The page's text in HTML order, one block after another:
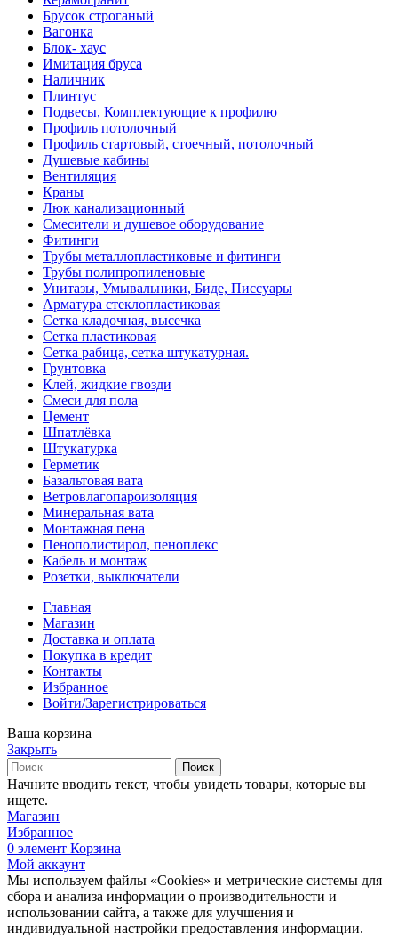
Брусок строганый
Вагонка
Блок- хаус
Имитация бруса
Наличник
Плинтус
Подвесы, Комплектующие к профилю
Профиль потолочный
Профиль стартовый, стоечный, потолочный
Душевые кабины
Вентиляция
Краны
Люк канализационный
Смесители и душевое оборудование
Фитинги
Трубы металлопластиковые и фитинги
Трубы полипропиленовые
Унитазы, Умывальники, Биде, Писсуары
Арматура стеклопластиковая
Сетка кладочная, высечка
Сетка пластиковая
Сетка рабица, сетка штукатурная.
Грунтовка
Клей, жидкие гвозди
Смеси для пола
Цемент
Шпатлёвка
Штукатурка
Герметик
Базальтовая вата
Ветровлагопароизоляция
Минеральная вата
Монтажная пена
Пенополистирол, пеноплекс
Кабель и монтаж
Розетки, выключатели
Главная
Магазин
Доставка и оплата
Покупка в кредит
Контакты
Избранное
Войти/Зарегистрироваться
Ваша корзина
Закрыть
Поиск
Начните вводить текст, чтобы увидеть товары, которые вы
ищете.
Магазин
Избранное
0 элемент Корзина
Мой аккаунт
Мы используем файлы «Cookies» и метрические системы для
сбора и анализа информации о производительности и
использовании сайта, а также для улучшения и
индивидуальной настройки предоставления информации.